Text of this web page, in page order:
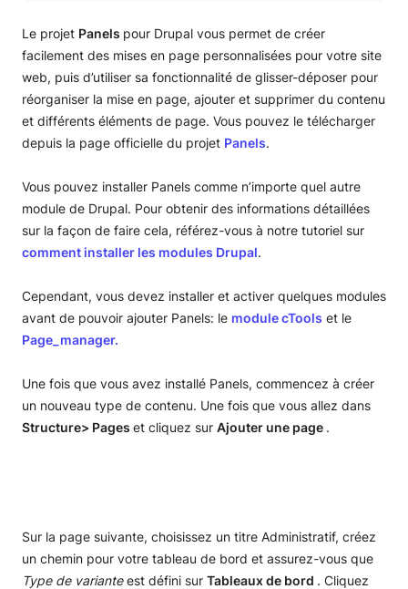
Tutoriels Drupal
Installation de Drupal
Installer Drupal via le gestionnaire d’applications
Créer un site web avec Drupal
Rechercher et installer un thème
Créez la page d’accueil de votre site web
Ajouter et gérer un blog dans Drupal
Ajouter une page Contactez-nous
Gestion des menus
Liez vos profils sociaux
Créer des articles et des pages
Taxonomie
Gérer le vocabulaire
Publier du contenu
Utilisateurs et contrôle d'accès
Tutoriel pour les utilisateurs
Administration Drupal
Optimisation
Création de sauvegarde
Mise à niveau
Installer et utiliser les panneaux pour Drupal
Le projet Panels pour Drupal vous permet de créer
facilement des mises en page personnalisées pour votre site
web, puis d’utiliser sa fonctionnalité de glisser-déposer pour
réorganiser la mise en page, ajouter et supprimer du contenu
et différents éléments de page. Vous pouvez le télécharger
depuis la page officielle du projet Panels.
Vous pouvez installer Panels comme n’importe quel autre
module de Drupal. Pour obtenir des informations détaillées
sur la façon de faire cela, référez-vous à notre tutoriel sur
comment installer les modules Drupal.
Cependant, vous devez installer et activer quelques modules
avant de pouvoir ajouter Panels: le module cTools et le
Page_manager.
Une fois que vous avez installé Panels, commencez à créer
un nouveau type de contenu. Une fois que vous allez dans
Structure> Pages et cliquez sur Ajouter une page .
Sur la page suivante, choisissez un titre Administratif, créez
un chemin pour votre tableau de bord et assurez-vous que
Type de varianteest défini sur Tableaux de bord . Cliquez